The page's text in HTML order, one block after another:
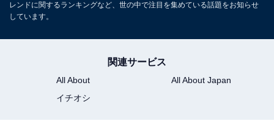
レンドに関するランキングなど、世の中で注目を集めている話題をお知らせ
しています。
関連サービス
All About
All About Japan
イチオシ